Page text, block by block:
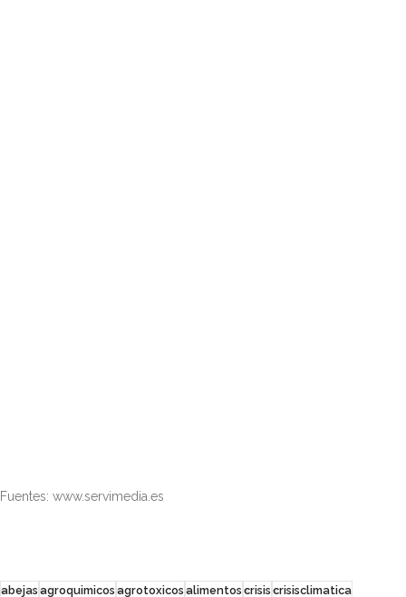
Fuentes: www.servimedia.es
abejas agroquimicos agrotoxicos alimentos crisis crisisclimatica